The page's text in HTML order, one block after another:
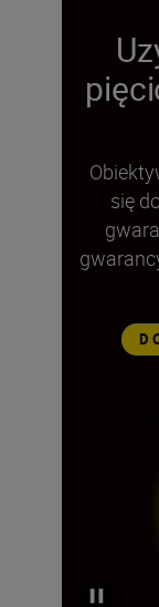
się